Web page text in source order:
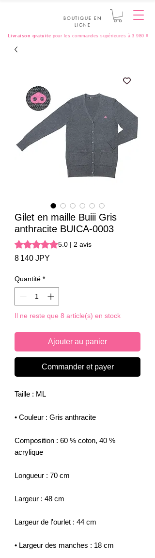
BOUTIQUE EN
LIGNE
Livraison gratuite pour les commandes supérieures à 3 980 ¥
Gilet en maille Buiii Gris
anthracite BUICA-0003
La note est de 5.0 sur cinq étoiles selon 2
5.0 | 2 avis
8 140 JPY
Quantité *
Il ne reste que 8 article(s) en stock
Ajouter au panier
Commander et payer
Taille : ML
• Couleur : Gris anthracite
Composition : 60 % coton, 40 %
acrylique
Longueur : 70 cm
Largeur : 48 cm
Largeur de l'ourlet : 44 cm
• Largeur des manches : 18 cm